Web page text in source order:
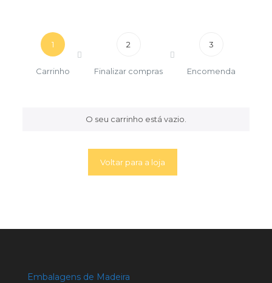
1
Carrinho
2
Finalizar compras
3
Encomenda
O seu carrinho está vazio.
Voltar para a loja
Embalagens de Madeira